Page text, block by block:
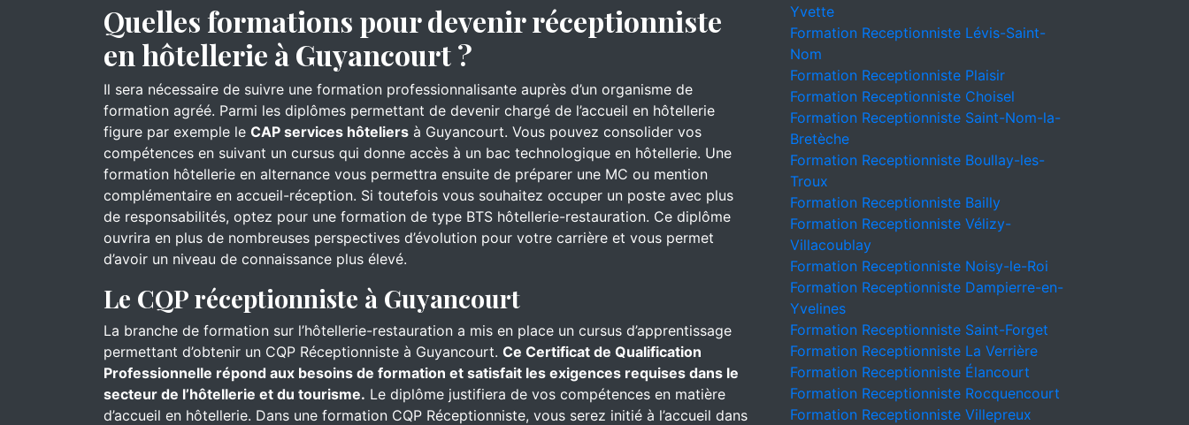
Quelles formations pour devenir réceptionniste
en hôtellerie à Guyancourt ?
Il sera nécessaire de suivre une formation professionnalisante auprès d’un organisme de
formation agréé. Parmi les diplômes permettant de devenir chargé de l’accueil en hôtellerie
figure par exemple le CAP services hôteliers à Guyancourt. Vous pouvez consolider vos
compétences en suivant un cursus qui donne accès à un bac technologique en hôtellerie. Une
formation hôtellerie en alternance vous permettra ensuite de préparer une MC ou mention
complémentaire en accueil-réception. Si toutefois vous souhaitez occuper un poste avec plus
de responsabilités, optez pour une formation de type BTS hôtellerie-restauration. Ce diplôme
ouvrira en plus de nombreuses perspectives d’évolution pour votre carrière et vous permet
d’avoir un niveau de connaissance plus élevé.
Le CQP réceptionniste à Guyancourt
La branche de formation sur l’hôtellerie-restauration a mis en place un cursus d’apprentissage
permettant d’obtenir un CQP Réceptionniste à Guyancourt. Ce Certificat de Qualification
Professionnelle répond aux besoins de formation et satisfait les exigences requises dans le
secteur de l’hôtellerie et du tourisme. Le diplôme justifiera de vos compétences en matière
d’accueil en hôtellerie. Dans une formation CQP Réceptionniste, vous serez initié à l’accueil dans
Yvette
Formation Receptionniste Lévis-Saint-
Nom
Formation Receptionniste Plaisir
Formation Receptionniste Choisel
Formation Receptionniste Saint-Nom-la-
Bretèche
Formation Receptionniste Boullay-les-
Troux
Formation Receptionniste Bailly
Formation Receptionniste Vélizy-
Villacoublay
Formation Receptionniste Noisy-le-Roi
Formation Receptionniste Dampierre-en-
Yvelines
Formation Receptionniste Saint-Forget
Formation Receptionniste La Verrière
Formation Receptionniste Élancourt
Formation Receptionniste Rocquencourt
Formation Receptionniste Villepreux